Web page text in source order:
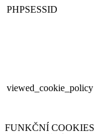
PHPSESSID
viewed_cookie_policy
FUNKČNÍ COOKIES